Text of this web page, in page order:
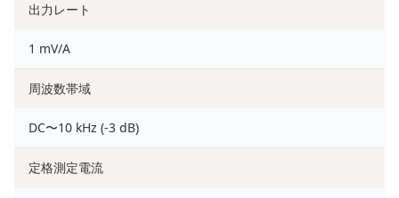
出力レート
1 mV/A
周波数帯域
DC〜10 kHz (-3 dB)
定格測定電流